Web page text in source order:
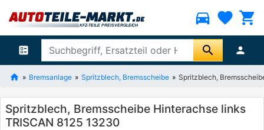
directions_car favorite shopping_cart
ballot search person
Bremsanlage Spritzblech, Bremsscheibe Spritzblech,
Spritzblech, Bremsscheibe Hinterachse links
TRISCAN 8125 13230